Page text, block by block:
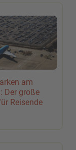
am
Der große
Reisende